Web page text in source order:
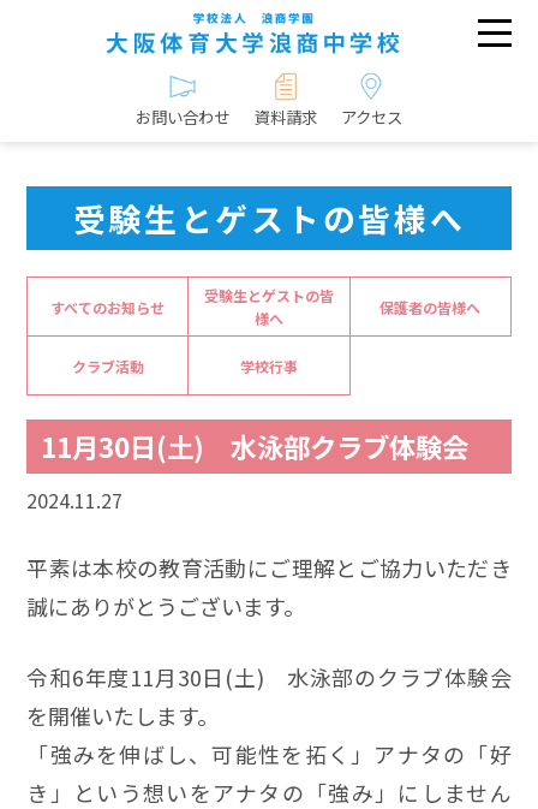
お問い合わせ 資料請求 アクセス
受験生とゲストの皆様へ
すべてのお知らせ
受験生とゲストの皆
様へ
保護者の皆様へ
クラブ活動 学校行事
11月30日(土) 水泳部クラブ体験会
2024.11.27
平素は本校の教育活動にご理解とご協力いただき
誠にありがとうございます。
令和6年度11月30日(土) 水泳部のクラブ体験会
を開催いたします。
「強みを伸ばし、可能性を拓く」アナタの「好
き」という想いをアナタの「強み」にしません